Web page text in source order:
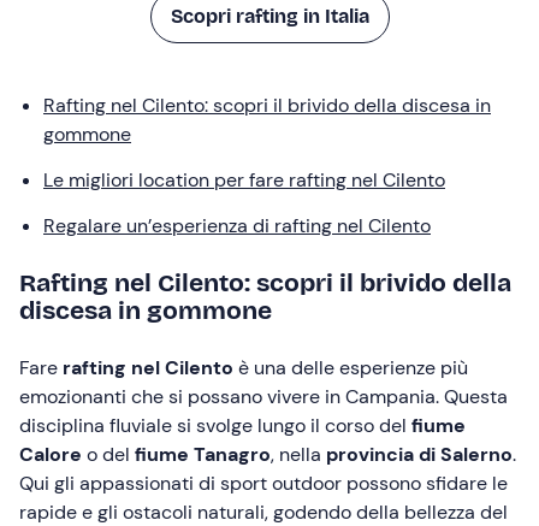
Scopri rafting in Italia
Rafting nel Cilento: scopri il brivido della discesa in
gommone
Le migliori location per fare rafting nel Cilento
Regalare un’esperienza di rafting nel Cilento
Rafting nel Cilento: scopri il brivido della
discesa in gommone
Fare rafting nel Cilento è una delle esperienze più
emozionanti che si possano vivere in Campania. Questa
disciplina fluviale si svolge lungo il corso del fiume
Calore o del fiume Tanagro, nella provincia di Salerno.
Qui gli appassionati di sport outdoor possono sfidare le
rapide e gli ostacoli naturali, godendo della bellezza del